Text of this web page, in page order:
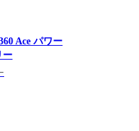
Ace パワー
ー